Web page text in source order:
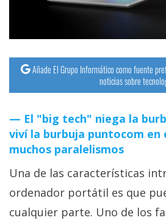
Añade El Grupo Informático como fuente
noticias sobre
El "big tech" niega la
viví la burbuja puntocom en
muchos paralelismos
Una de las características
ordenador portátil es que
cualquier parte. Uno de los